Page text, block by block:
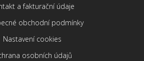
a fakturační údaje
obchodní podmínky
Nastavení cookies
osobních údajů